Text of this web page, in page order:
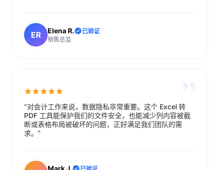
ER Elena R.
已验证
销售总监
“对会计工作来说，数据隐私非常重要。这个 Excel 转
PDF 工具能保护我们的文件安全，也能减少列内容被截
断或表格布局被破坏的问题，正好满足我们团队的需
求。”
Mark J.